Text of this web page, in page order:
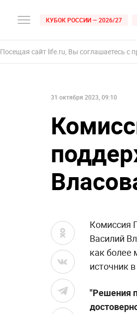
КУБОК РОССИИ — 2026/27
Посещая сайт life.ru, Вы соглашаетесь с
31 октября 2023, 09:10
Комиссия
Василий
как более
источник
"Решения